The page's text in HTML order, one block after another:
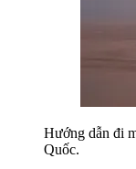
Hướng dẫn đi
Quốc.